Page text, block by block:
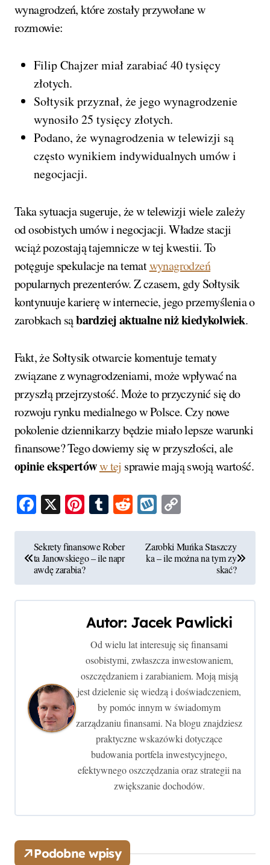
wynagrodzeń, które zostały przywołane w
rozmowie:
Filip Chajzer miał zarabiać 40 tysięcy
złotych.
Sołtysik przyznał, że jego wynagrodzenie
wynosiło 25 tysięcy złotych.
Podano, że wynagrodzenia w telewizji są
często wynikiem indywidualnych umów i
negocjacji.
Taka sytuacja sugeruje, że w telewizji wiele zależy
od osobistych umów i negocjacji. Władze stacji
wciąż pozostają tajemnicze w tej kwestii. To
potęguje spekulacje na tematwynagrodzeń
popularnych prezenterów. Z czasem, gdy Sołtysik
kontynuuje karierę w internecie, jego przemyślenia o
zarobkach sąbardziej aktualne niż kiedykolwiek.
Fakt, że Sołtysik otwarcie komentuje tematy
związane z wynagrodzeniami, może wpływać na
przyszłą przejrzystość. Może to przyczynić się do
rozwoju rynku medialnego w Polsce. Czy nowe
pokolenie dziennikarzy będzie miało lepsze warunki
finansowe? Tego dowiemy się w przyszłości, ale
opinie ekspertóww tej sprawie mają swoją wartość.
Facebook
X Pinterest
Tumblr
RedditWykop
a
w
i
s
Sekrety finansowe Rober
ta Janowskiego – ile napr
awdę zarabia?
Zarobki Muńka Staszczy
ka – ile można na tym zy
skać?
Autor: Jacek Pawlicki
Od wielu lat interesuję się finansami
osobistymi, zwłaszcza inwestowaniem,
oszczędzaniem i zarabianiem. Moją misją
jest dzielenie się wiedzą i doświadczeniem,
by pomóc innym w świadomym
zarządzaniu finansami. Na blogu znajdziesz
praktyczne wskazówki dotyczące
budowania portfela inwestycyjnego,
efektywnego oszczędzania oraz strategii na
zwiększanie dochodów.
Podobne wpisy